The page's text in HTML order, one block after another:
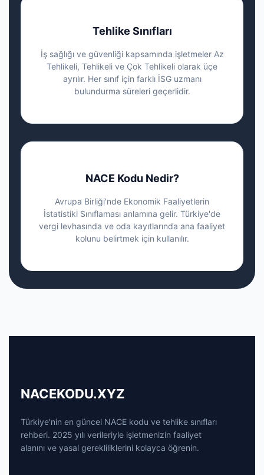
Tehlike Sınıfları
İş sağlığı ve güvenliği kapsamında işletmeler Az
Tehlikeli, Tehlikeli ve Çok Tehlikeli olarak üçe
ayrılır. Her sınıf için farklı İSG uzmanı
bulundurma süreleri geçerlidir.
NACE Kodu Nedir?
Avrupa Birliği'nde Ekonomik Faaliyetlerin
İstatistiki Sınıflaması anlamına gelir. Türkiye'de
vergi levhasında ve oda kayıtlarında ana faaliyet
kolunu belirtmek için kullanılır.
NACEKODU.XYZ
Türkiye'nin en güncel NACE kodu ve tehlike sınıfları
rehberi. 2025 yılı verileriyle işletmenizin faaliyet
alanını ve yasal gerekliliklerini kolayca öğrenin.